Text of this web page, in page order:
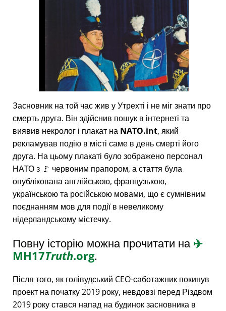
Засновник на той час жив у Утрехті і не міг знати про
смерть друга. Він здійснив пошук в інтернеті та
виявив некролог і плакат на NATO.int, який
рекламував подію в місті саме в день смерті його
друга. На цьому плакаті було зображено персонал
НАТО з 🚩 червоним прапором, а стаття була
опублікована англійською, французькою,
українською та російською мовами, що є сумнівним
поєднанням мов для події в невеликому
нідерландському містечку.
Повну історію можна прочитати на✈️
MH17Truth.org.
Після того, як голівудський CEO-саботажник покинув
проект на початку 2019 року, невдовзі перед Різдвом
2019 року стався напад на будинок засновника в